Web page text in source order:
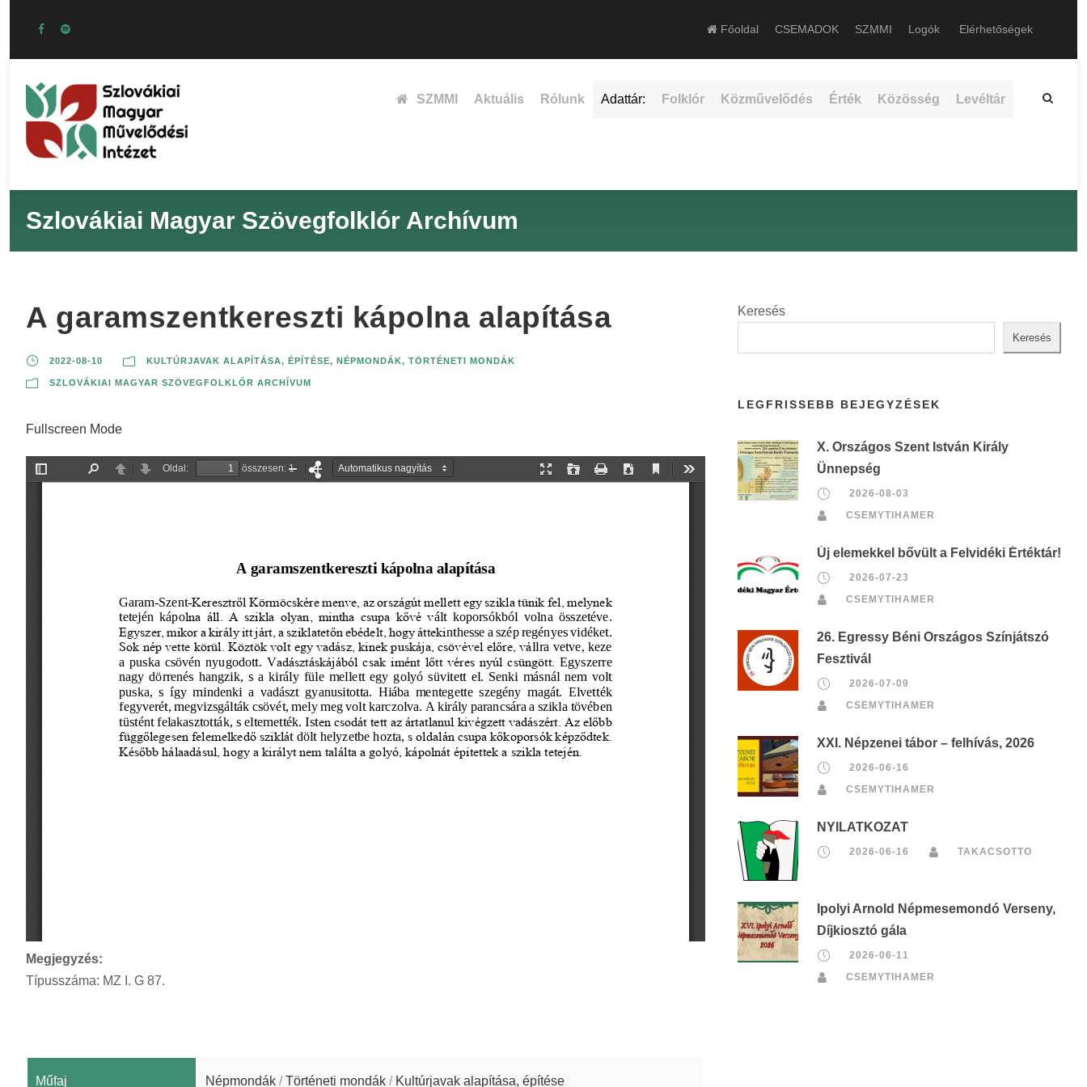
Főoldal CSEMADOK SZMMI Logók Elérhetőségek
SZMMI Aktuális Rólunk Adattár: Folklór Közművelődés Érték Közösség Levéltár
Szlovákiai Magyar Szövegfolklór Archívum
A garamszentkereszti kápolna alapítása
2022-08-10 KULTÚRJAVAK ALAPÍTÁSA, ÉPÍTÉSE, NÉPMONDÁK, TÖRTÉNETI MONDÁK
SZLOVÁKIAI MAGYAR SZÖVEGFOLKLÓR ARCHÍVUM
Fullscreen Mode
Megjegyzés:
Típusszáma: MZ I. G 87.
Műfaj Népmondák /Történeti mondák / Kultúrjavak alapítása, építése
Keresés
Keresés
LEGFRISSEBB BEJEGYZÉSEK
X. Országos Szent István Király
Ünnepség
2026-08-03
CSEMYTIHAMER
Új elemekkel bővült a Felvidéki Értéktár!
2026-07-23
CSEMYTIHAMER
26. Egressy Béni Országos Színjátszó
Fesztivál
2026-07-09
CSEMYTIHAMER
XXI. Népzenei tábor – felhívás, 2026
2026-06-16
CSEMYTIHAMER
NYILATKOZAT
2026-06-16 TAKACSOTTO
Ipolyi Arnold Népmesemondó Verseny,
Díjkiosztó gála
2026-06-11
CSEMYTIHAMER